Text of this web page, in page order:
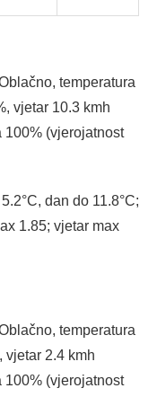
temperatura
vjetar 10.3 kmh
100% (vjerojatnost
dan do 11.8°C;
1.85; vjetar max
temperatura
vjetar 2.4 kmh
100% (vjerojatnost